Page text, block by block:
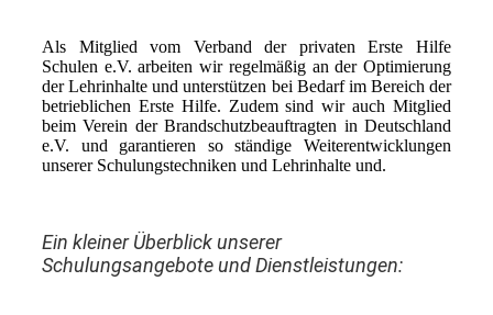
Als Mitglied vom Verband der privaten Erste Hilfe
Schulen e.V. arbeiten wir regelmäßig an der Optimierung
der Lehrinhalte und unterstützen bei Bedarf im Bereich der
betrieblichen Erste Hilfe. Zudem sind wir auch Mitglied
beim Verein der Brandschutzbeauftragten in Deutschland
e.V. und garantieren so ständige Weiterentwicklungen
unserer Schulungstechniken und Lehrinhalte und.
Ein kleiner Überblick unserer
Schulungsangebote und Dienstleistungen: